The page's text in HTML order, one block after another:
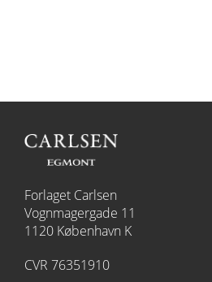
Forlaget Carlsen
Vognmagergade 11
1120 København K
CVR 76351910